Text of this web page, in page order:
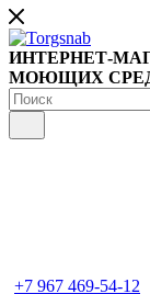
ИНТЕРНЕТ-
МОЮЩИХ
+7 967 469-54-12